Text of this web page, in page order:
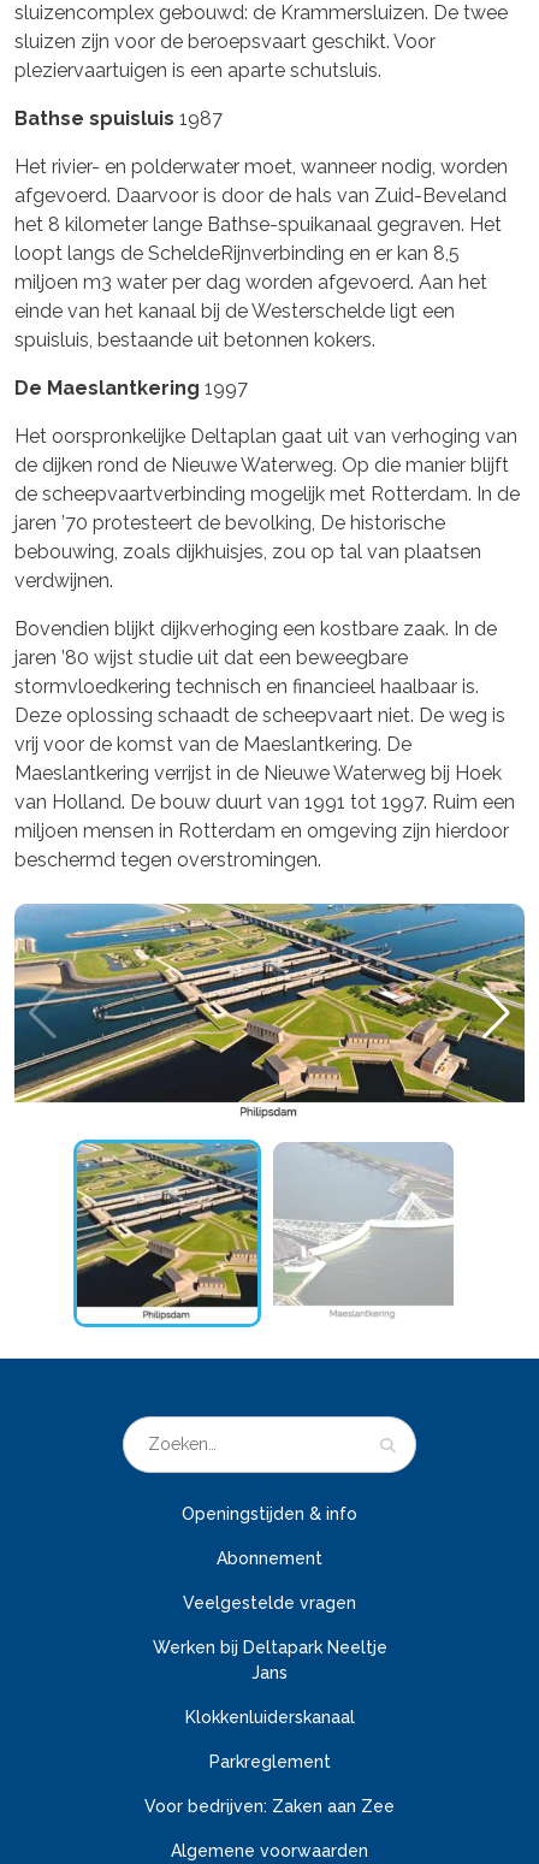
sluizencomplex gebouwd: de Krammersluizen. De twee
sluizen zijn voor de beroepsvaart geschikt. Voor
pleziervaartuigen is een aparte schutsluis.
Bathse spuisluis 1987
Het rivier- en polderwater moet, wanneer nodig, worden
afgevoerd. Daarvoor is door de hals van Zuid-Beveland
het 8 kilometer lange Bathse-spuikanaal gegraven. Het
loopt langs de ScheldeRijnverbinding en er kan 8,5
miljoen m3 water per dag worden afgevoerd. Aan het
einde van het kanaal bij de Westerschelde ligt een
spuisluis, bestaande uit betonnen kokers.
De Maeslantkering 1997
Het oorspronkelijke Deltaplan gaat uit van verhoging van
de dijken rond de Nieuwe Waterweg. Op die manier blijft
de scheepvaartverbinding mogelijk met Rotterdam. In de
jaren ’70 protesteert de bevolking, De historische
bebouwing, zoals dijkhuisjes, zou op tal van plaatsen
verdwijnen.
Bovendien blijkt dijkverhoging een kostbare zaak. In de
jaren ’80 wijst studie uit dat een beweegbare
stormvloedkering technisch en financieel haalbaar is.
Deze oplossing schaadt de scheepvaart niet. De weg is
vrij voor de komst van de Maeslantkering. De
Maeslantkering verrijst in de Nieuwe Waterweg bij Hoek
van Holland. De bouw duurt van 1991 tot 1997. Ruim een
miljoen mensen in Rotterdam en omgeving zijn hierdoor
beschermd tegen overstromingen.
Openingstijden & info
Abonnement
Veelgestelde vragen
Werken bij Deltapark Neeltje
Jans
Klokkenluiderskanaal
Parkreglement
Voor bedrijven: Zaken aan Zee
Algemene voorwaarden